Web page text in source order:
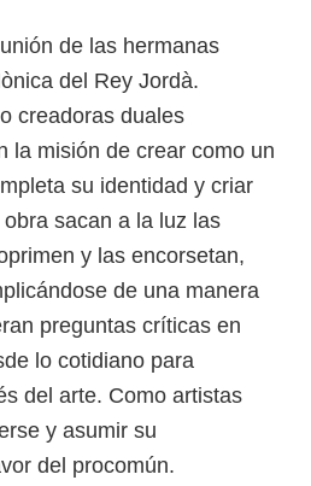
de las hermanas
del Rey Jordà.
creadoras duales
la misión de crear como un
su identidad y criar
sacan a la luz las
y las encorsetan,
de una manera
preguntas críticas en
lo cotidiano para
del arte. Como artistas
y asumir su
del procomún.